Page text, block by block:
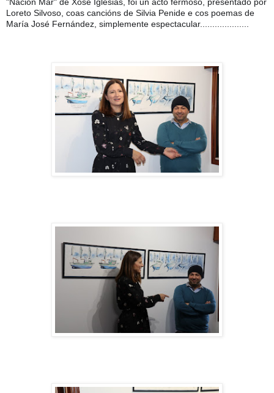
Loreto Silvoso, coas cancións de Silvia Penide e cos poemas de
María José Fernández, simplemente espectacular....................